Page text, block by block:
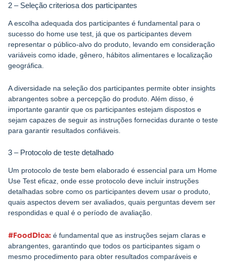
2 – Seleção criteriosa dos participantes
A escolha adequada dos participantes é fundamental para o
sucesso do home use test, já que os participantes devem
representar o público-alvo do produto, levando em consideração
variáveis como idade, gênero, hábitos alimentares e localização
geográfica.
A diversidade na seleção dos participantes permite obter insights
abrangentes sobre a percepção do produto. Além disso, é
importante garantir que os participantes estejam dispostos e
sejam capazes de seguir as instruções fornecidas durante o teste
para garantir resultados confiáveis.
3 – Protocolo de teste detalhado
Um protocolo de teste bem elaborado é essencial para um Home
Use Test eficaz, onde esse protocolo deve incluir instruções
detalhadas sobre como os participantes devem usar o produto,
quais aspectos devem ser avaliados, quais perguntas devem ser
respondidas e qual é o período de avaliação.
#FoodDica: é fundamental que as instruções sejam claras e
abrangentes, garantindo que todos os participantes sigam o
mesmo procedimento para obter resultados comparáveis e